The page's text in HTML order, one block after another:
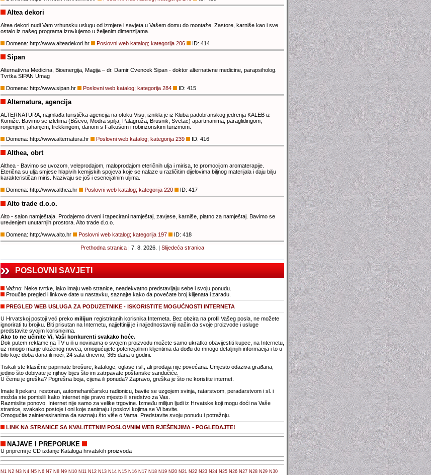
Altea dekori
Altea dekori nudi Vam vrhunsku uslugu od izmjere i savjeta u Vašem domu do montaže. Zastore, karniše kao i sve
ostalo iz našeg programa izrađujemo u željenim dimenzijama.
Domena: http://www.alteadekori.hr
Poslovni web katalog; kategorija 206 ID: 414
Sipan
Alternativna Medicina, Bioenergija, Magija – dr. Damir Cvencek Sipan - doktor alternativne medicine, parapsiholog.
Tvrtka SIPAN Umag
Domena: http://www.sipan.hr
Poslovni web katalog; kategorija 284 ID: 415
Alternatura, agencija
ALTERNATURA, najmlađa turistička agencija na otoku Visu, iznikla je iz Kluba padobranskog jedrenja KALEB iz
Komiže. Bavimo se izletima (Biševo, Modra spilja, Palagruža, Brusnik, Svetac) apartmanima, paraglidingom,
ronjenjem, jahanjem, trekkingom, danom s Falkušom i robinzonskim turizmom.
Domena: http://www.alternatura.hr
Poslovni web katalog; kategorija 239 ID: 416
Althea, obrt
Althea - Bavimo se uvozom, veleprodajom, maloprodajom eteričnih ulja i mirisa, te promocijom aromaterapije.
Eterična su ulja smjese hlapivih kemijskih spojeva koje se nalaze u različitim dijelovima biljnog materijala i daju bilju
karakterističan miris. Nazivaju se još i esencijalnim uljima.
Domena: http://www.althea.hr
Poslovni web katalog; kategorija 220 ID: 417
Alto trade d.o.o.
Alto - salon namještaja. Prodajemo drveni i tapecirani namještaj, zavjese, karniše, platno za namještaj. Bavimo se
uređenjem unutarnjih prostora. Alto trade d.o.o.
Domena: http://www.alto.hr
Poslovni web katalog; kategorija 197 ID: 418
Prethodna stranica| 7. 8. 2026. | Slijedeća stranica
POSLOVNI SAVJETI
Važno: Neke tvrtke, iako imaju web stranice, neadekvatno predstavljaju sebe i svoju ponudu.
Proučite pregled i linkove date u nastavku, saznajte kako da povečate broj klijenata i zaradu.
PREGLED WEB USLUGA ZA PODUZETNIKE - ISKORISTITE MOGUĆNOSTI INTERNETA
U Hrvatskoj postoji već preko milijun registriranih korisnika Interneta. Bez obzira na profil Vašeg posla, ne možete
ignorirati tu brojku. Biti prisutan na Internetu, najjeftiniji je i najjednostavniji način da svoje proizvode i usluge
predstavite svojim korisnicima.
Ako to ne učinite Vi, Vaši konkurenti svakako hoće.
Dok putem reklame na TV-u ili u novinama o svojem proizvodu možete samo ukratko obavijestiti kupce, na Internetu,
uz mnogo manje uloženog novca, omogućujete potencijalnim klijentima da dođu do mnogo detaljnijih informacija i to u
bilo koje doba dana ili noći, 24 sata dnevno, 365 dana u godini.
Tiskali ste klasične papirnate brošure, kataloge, oglase i sl., ali prodaja nije povećana. Umjesto odaziva građana,
jedino što dobivate je njihov bijes što im zatrpavate poštanske sandučiće.
U čemu je greška? Pogrešna boja, cijena ili ponuda? Zapravo, greška je što ne koristite internet.
Imate li pekaru, restoran, automehaničarsku radionicu, bavite se uzgojem svinja, ratarstvom, peradarstvom i sl. i
možda ste pomislili kako Internet nije pravo mjesto ili sredstvo za Vas.
Razmislite ponovo. Internet nije samo za velike trgovine. Između milijun ljudi iz Hrvatske koji mogu doći na Vaše
stranice, svakako postoje i oni koje zanimaju i poslovi kojima se Vi bavite.
Omogućite zainteresiranima da saznaju što više o Vama. Predstavite svoju ponudu i potražnju.
LINK NA STRANICE SA KVALITETNIM POSLOVNIM WEB RJEŠENJIMA - POGLEDAJTE!
NAJAVE I PREPORUKE
U pripremi je CD izdanje Kataloga hrvatskih proizvoda
N1 N2 N3 N4 N5 N6 N7 N8 N9 N10 N11 N12 N13 N14 N15 N16 N17 N18 N19 N20 N21 N22 N23 N24 N25 N26 N27 N28 N29 N30